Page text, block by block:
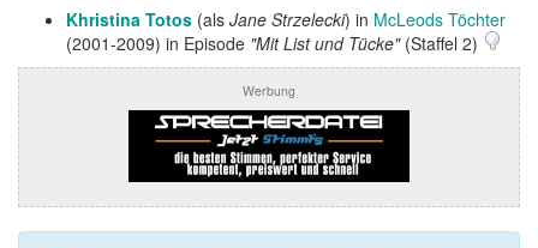
Khristina Totos (als Jane Strzelecki) in McLeods Töchter
(2001-2009) in Episode "Mit List und Tücke"(Staffel 2)
Werbung